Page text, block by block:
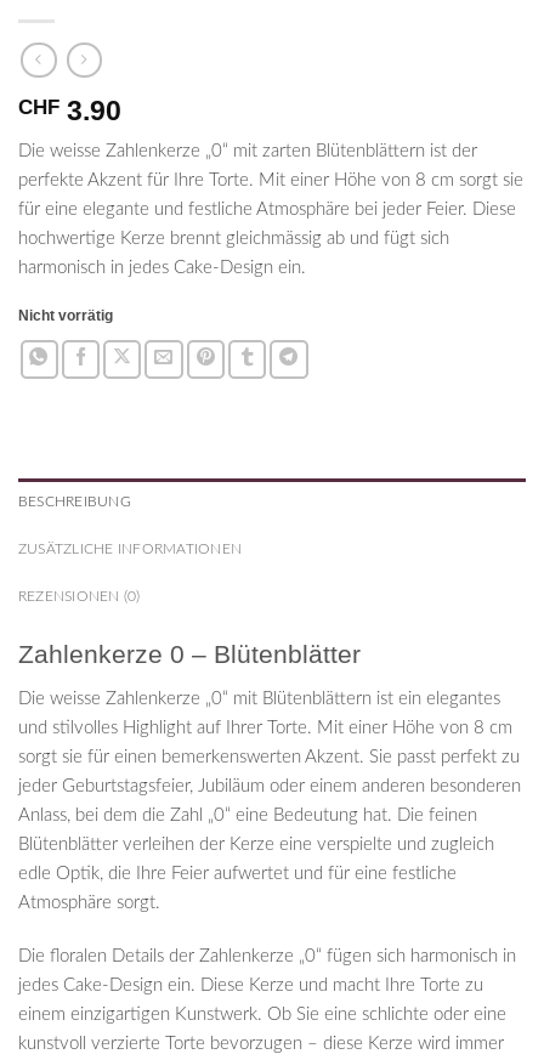
CHF 3.90
Die weisse Zahlenkerze „0“ mit zarten Blütenblättern ist der
perfekte Akzent für Ihre Torte. Mit einer Höhe von 8 cm sorgt sie
für eine elegante und festliche Atmosphäre bei jeder Feier. Diese
hochwertige Kerze brennt gleichmässig ab und fügt sich
harmonisch in jedes Cake-Design ein.
Nicht vorrätig
BESCHREIBUNG
ZUSÄTZLICHE INFORMATIONEN
REZENSIONEN (0)
Zahlenkerze 0 – Blütenblätter
Die weisse Zahlenkerze „0“ mit Blütenblättern ist ein elegantes
und stilvolles Highlight auf Ihrer Torte. Mit einer Höhe von 8 cm
sorgt sie für einen bemerkenswerten Akzent. Sie passt perfekt zu
jeder Geburtstagsfeier, Jubiläum oder einem anderen besonderen
Anlass, bei dem die Zahl „0“ eine Bedeutung hat. Die feinen
Blütenblätter verleihen der Kerze eine verspielte und zugleich
edle Optik, die Ihre Feier aufwertet und für eine festliche
Atmosphäre sorgt.
Die floralen Details der Zahlenkerze „0“ fügen sich harmonisch in
jedes Cake-Design ein. Diese Kerze und macht Ihre Torte zu
einem einzigartigen Kunstwerk. Ob Sie eine schlichte oder eine
kunstvoll verzierte Torte bevorzugen – diese Kerze wird immer